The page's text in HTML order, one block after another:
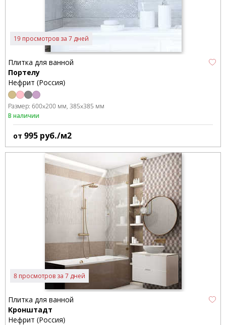
19 просмотров за 7 дней
Плитка для ванной
Портелу
Нефрит (Россия)
Размер: 600x200 мм 385x385 мм
В наличии
от 995 руб./м2
8 просмотров за 7 дней
Плитка для ванной
Кронштадт
Нефрит (Россия)